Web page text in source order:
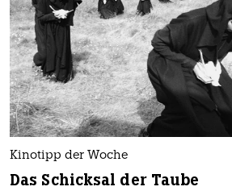
Kinotipp der Woche
Das Schicksal der Taube